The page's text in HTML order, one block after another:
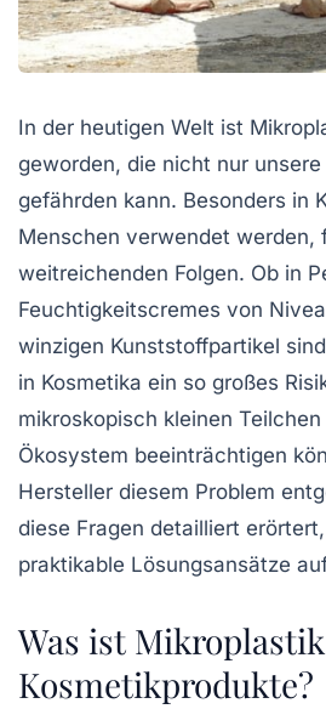
In der heutigen Welt ist
geworden, die nicht nur
gefährden kann. Besonders in
Menschen verwendet werden,
weitreichenden Folgen. Ob in
Feuchtigkeitscremes von Nivea
winzigen Kunststoffpartikel
in Kosmetika ein so großes
mikroskopisch kleinen
Ökosystem beeinträchtigen
Hersteller diesem Problem
diese Fragen detailliert
praktikable Lösungsansätze
Was ist
Kosmetikprodukte?